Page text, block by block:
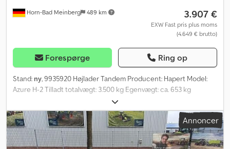
Horn-Bad Meinberg 489 km 3.907 €
EXW Fast pris plus moms
(4.649 € brutto)
Forespørge Ring op
Stand: ny, 9935920 Højlader Tandem Producent: Hapert Model:
Azure H-2 Tilladt totalvægt: 3.500 kg Egenvægt: ca. 653 kg
Nyttelast: ca. 2.847 kg (nyttelasten kan variere afhængigt af udstyr
og konstruktion) Indvendige mål: 4.050 x 2.000 x 400 mm (LxBxH)
Komplet svejset og fuldt varmgalvaniseret ramme Lav læssehøjde
på 640 mm Multiplex gulv med skridsikker belægning
Fastgørelsesbøjler integreret i siderne Opklappeligt støttehjul
Annoncer